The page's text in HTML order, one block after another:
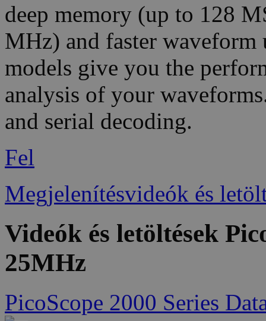
deep memory (up to 128
MHz) and faster waveform
models give you the
analysis of your
and serial decoding.
Fel
Megjelenítésvideók és
Videók és letöltések
25MHz
PicoScope 2000 Series